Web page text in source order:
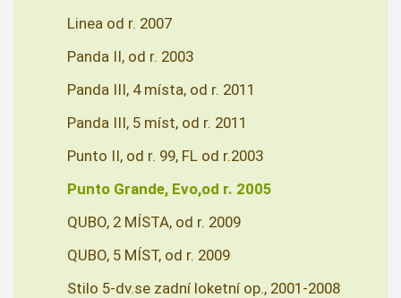
Linea od r. 2007
Panda II, od r. 2003
Panda III, 4 místa, od r. 2011
Panda III, 5 míst, od r. 2011
Punto II, od r. 99, FL od r.2003
Punto Grande, Evo,od r. 2005
QUBO, 2 MÍSTA, od r. 2009
QUBO, 5 MÍST, od r. 2009
Stilo 5-dv.se zadní loketní op., 2001-2008